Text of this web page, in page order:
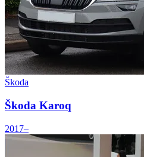
Škoda
Škoda Karoq
2017–